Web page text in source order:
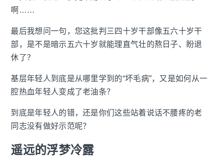
啊……
最后我想问一句，您这批判三四十岁干部像五六十岁干
部，是不是暗示五六十岁就能理直气壮的熬日子、盼退
休了？
基层年轻人到底是从哪里学到的“坏毛病”，又是如何从一
腔热血年轻人变成了老油条？
到底是年轻人的错，还是你们这些站着说话不腰疼的老
同志没有做好示范呢？
遥远的浮梦冷露